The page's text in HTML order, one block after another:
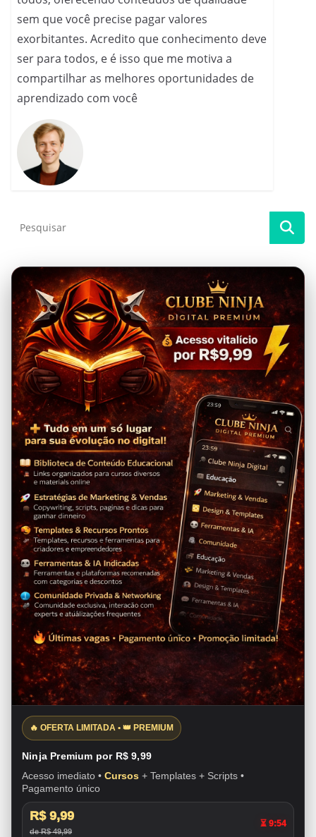
sem que você precise pagar valores
exorbitantes. Acredito que conhecimento deve
ser para todos, e é isso que me motiva a
compartilhar as melhores oportunidades de
aprendizado com você
🔥 OFERTA LIMITADA • 👑 PREMIUM
Ninja Premium por R$ 9,99
Acesso imediato • Cursos + Templates + Scripts •
Pagamento único
R$ 9,99
de R$ 49,99
⏳ 9:53